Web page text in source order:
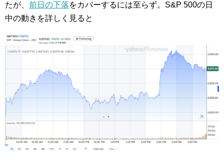
たが、 前日の下落をカバーするには至らず。S&P 500の日
中の動きを詳しく見ると